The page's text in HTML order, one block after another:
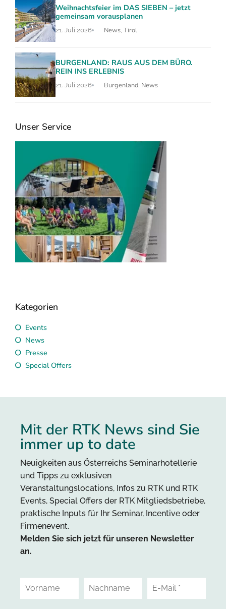
Weihnachtsfeier im DAS SIEBEN – jetzt
gemeinsam vorausplanen
21. Juli 2026 News Tirol
BURGENLAND: RAUS AUS DEM BÜRO.
REIN INS ERLEBNIS
21. Juli 2026 Burgenland News
Unser Service
RTK Katalog 2026
Kategorien
Events
News
Presse
Special Offers
Mit der RTK News sind Sie
immer up to date
Neuigkeiten aus Österreichs Seminarhotellerie
und Tipps zu exklusiven
Veranstaltungslocations, Infos zu RTK und RTK
Events, Special Offers der RTK Mitgliedsbetriebe,
praktische Inputs für Ihr Seminar, Incentive oder
Firmenevent.
Melden Sie sich jetzt für unseren Newsletter
an.